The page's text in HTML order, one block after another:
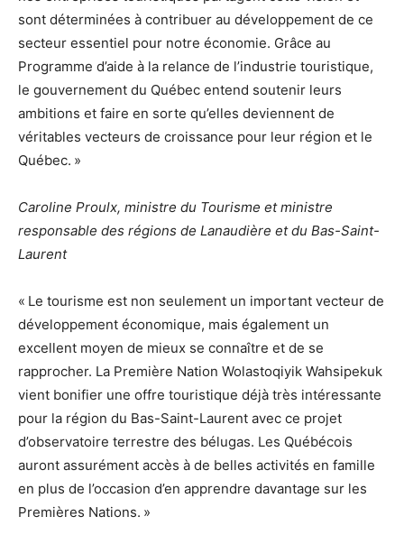
sont déterminées à contribuer au développement de ce
secteur essentiel pour notre économie. Grâce au
Programme d’aide à la relance de l’industrie touristique,
le gouvernement du Québec entend soutenir leurs
ambitions et faire en sorte qu’elles deviennent de
véritables vecteurs de croissance pour leur région et le
Québec. »
Caroline Proulx, ministre du Tourisme et ministre
responsable des régions de Lanaudière et du Bas-Saint-
Laurent
« Le tourisme est non seulement un important vecteur de
développement économique, mais également un
excellent moyen de mieux se connaître et de se
rapprocher. La Première Nation Wolastoqiyik Wahsipekuk
vient bonifier une offre touristique déjà très intéressante
pour la région du Bas-Saint-Laurent avec ce projet
d’observatoire terrestre des bélugas. Les Québécois
auront assurément accès à de belles activités en famille
en plus de l’occasion d’en apprendre davantage sur les
Premières Nations. »